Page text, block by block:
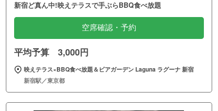
新宿ど真ん中!映えテラスで手ぶらBBQ食べ放題
空席確認・予約
平均予算 3,000円
映えテラス×BBQ食べ放題＆ビアガーデン Laguna ラグーナ 新宿
新宿駅／東京都